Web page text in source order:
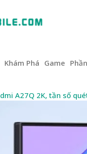
Khám Phá Game
A27Q 2K, tần số